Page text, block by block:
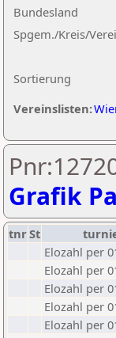
Sortierung
Bundesland
Spgem./Kreis/
Vereinslisten:
Grafik
tnrSt
Elozahl per
Elozahl per
Elozahl per
Elozahl per
Elozahl per